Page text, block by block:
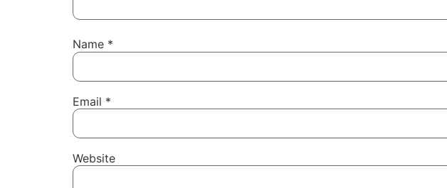
Name *
Email *
Website